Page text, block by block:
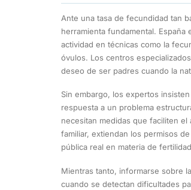
Ante una tasa de fecundidad tan
herramienta fundamental.
actividad en técnicas como la
óvulos. Los centros
deseo de ser padres cuando la
Sin embargo, los expertos
respuesta a un problema
necesitan medidas que faciliten
familiar, extiendan los permisos
pública real en materia de
Mientras tanto, informarse sobre
cuando se detectan dificultades